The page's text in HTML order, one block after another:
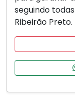
seguindo
Ribeirão Preto.